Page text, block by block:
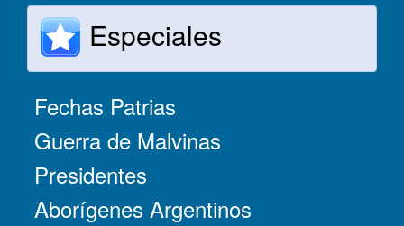
Especiales
Fechas Patrias
Guerra de Malvinas
Presidentes
Aborígenes Argentinos